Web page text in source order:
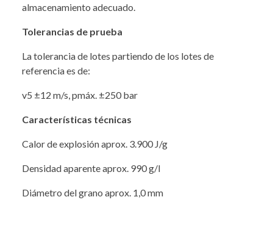
almacenamiento adecuado.
Tolerancias de prueba
La tolerancia de lotes partiendo de los lotes de
referencia es de:
v5 ±12 m/s, pmáx. ±250 bar
Características técnicas
Calor de explosión aprox. 3.900 J/g
Densidad aparente aprox. 990 g/l
Diámetro del grano aprox. 1,0 mm